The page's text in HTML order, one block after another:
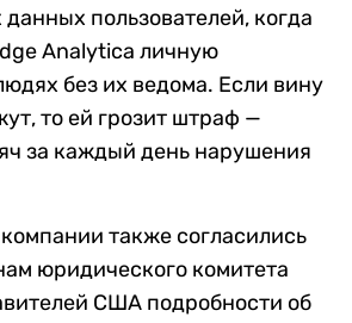
пользователей, когда
Analytica личную
без их ведома. Если вину
то ей грозит штраф —
за каждый день нарушения
также согласились
юридического комитета
США подробности об